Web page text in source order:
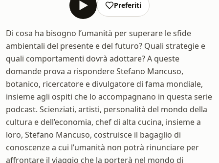
Preferiti
Di cosa ha bisogno l’umanità per superare le sfide
ambientali del presente e del futuro? Quali strategie e
quali comportamenti dovrà adottare? A queste
domande prova a rispondere Stefano Mancuso,
botanico, ricercatore e divulgatore di fama mondiale,
insieme agli ospiti che lo accompagnano in questa serie
podcast. Scienziati, artisti, personalità del mondo della
cultura e dell’economia, chef di alta cucina, insieme a
loro, Stefano Mancuso, costruisce il bagaglio di
conoscenze a cui l’umanità non potrà rinunciare per
affrontare il viaggio che la porterà nel mondo di